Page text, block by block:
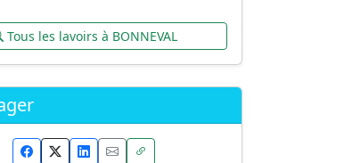
Tous les lavoirs à BONNEVAL